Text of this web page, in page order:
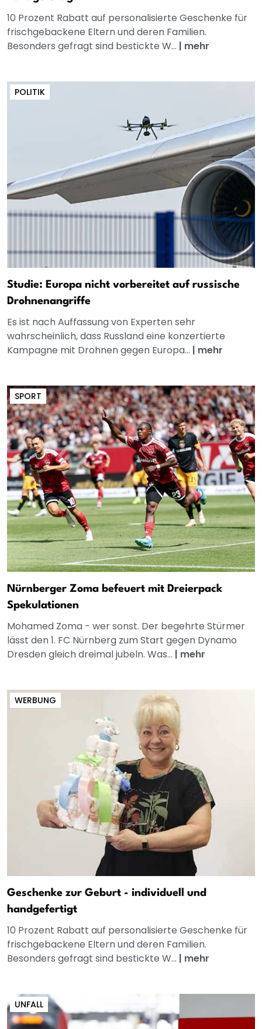
10 Prozent Rabatt auf personalisierte Geschenke für
frischgebackene Eltern und deren Familien.
Besonders gefragt sind bestickte W... | mehr
POLITIK
Studie: Europa nicht vorbereitet auf russische
Drohnenangriffe
Es ist nach Auffassung von Experten sehr
wahrscheinlich, dass Russland eine konzertierte
Kampagne mit Drohnen gegen Europa... | mehr
SPORT
Nürnberger Zoma befeuert mit Dreierpack
Spekulationen
Mohamed Zoma - wer sonst. Der begehrte Stürmer
lässt den 1. FC Nürnberg zum Start gegen Dynamo
Dresden gleich dreimal jubeln. Was... | mehr
WERBUNG
Geschenke zur Geburt - individuell und
handgefertigt
10 Prozent Rabatt auf personalisierte Geschenke für
frischgebackene Eltern und deren Familien.
Besonders gefragt sind bestickte W... | mehr
UNFALL